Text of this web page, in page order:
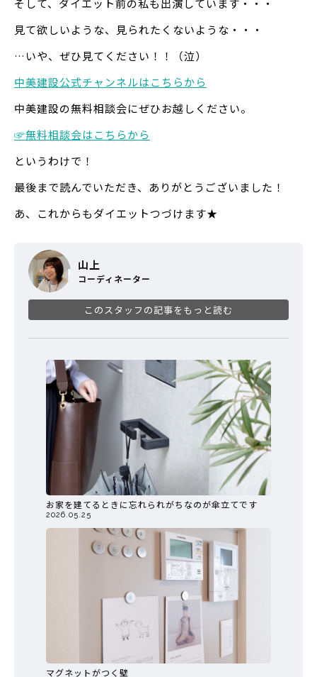
そして、ダイエット前の私も出演しています・・・
見て欲しいような、見られたくないような・・・
…いや、ぜひ見てください！！（泣）
中美建設公式チャンネルはこちらから
中美建設の無料相談会にぜひお越しください。
☞無料相談会はこちらから
というわけで！
最後まで読んでいただき、ありがとうございました！
あ、これからもダイエットつづけます★
山上
コーディネーター
このスタッフの記事をもっと読む
お家を建てるときに忘れられがちなのが傘立てです
2026.05.25
マグネットがつく壁